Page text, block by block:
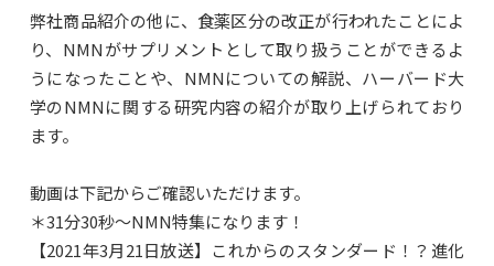
弊社商品紹介の他に、食薬区分の改正が行われたことによ
り、NMNがサプリメントとして取り扱うことができるよ
うになったことや、NMNについての解説、ハーバード大
学のNMNに関する研究内容の紹介が取り上げられており
ます。
動画は下記からご確認いただけます。
＊31分30秒〜NMN特集になります！
【2021年3月21日放送】これからのスタンダード！？進化